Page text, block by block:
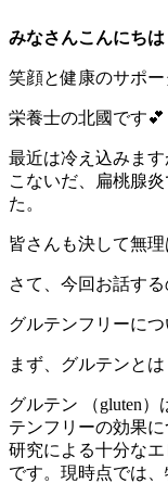
みなさんこんにちは
笑顔と健康のサポ
栄養士の北國です💕
最近は冷え込みま
こないだ、扁桃腺
た。
皆さんも決して無
さて、今回お話す
グルテンフリーにつ
まず、グルテンとは
グルテン （gluten
テンフリーの効果
研究による十分な
です。現時点では